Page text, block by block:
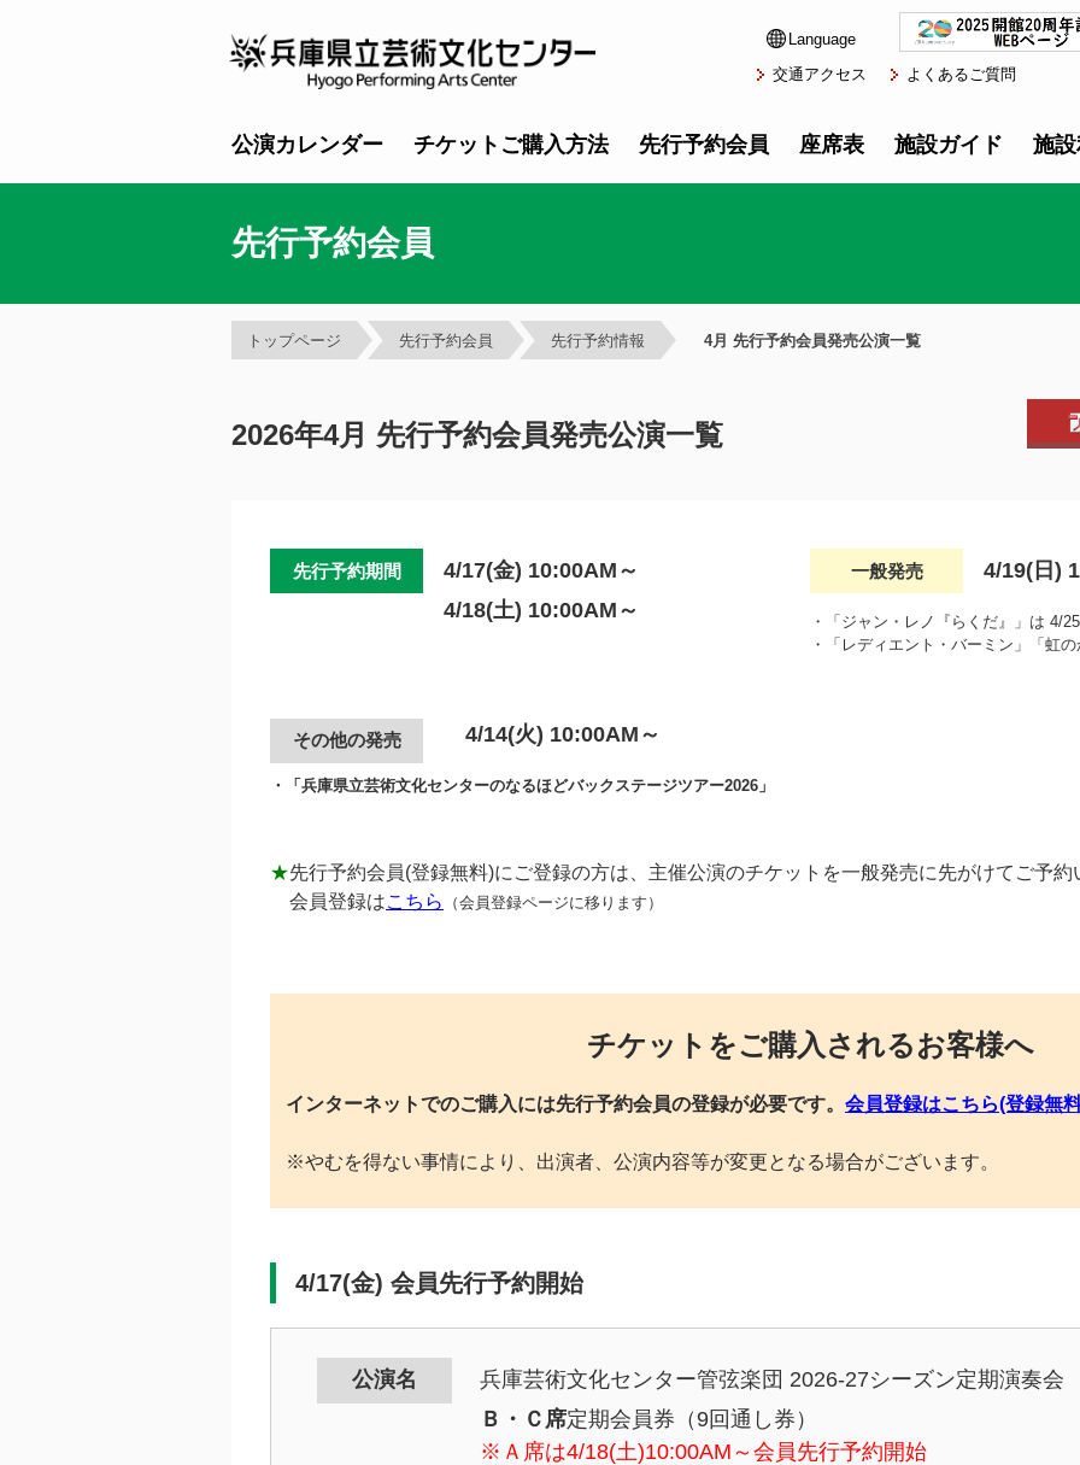
Language
交通アクセス
よくあるご質問
公演カレンダー チケットご購入方法 先行予約会員 座席表 施設ガイド 施
先行予約会員
トップページ 先行予約会員 先行予約情報 4月 先行予約会員発売公演一覧
2026年4月 先行予約会員発売公演一覧
先行予約期間
4/17(金) 10:00AM～
4/18(土) 10:00AM～
一般発売 4/19(日)
・「ジャン・レノ『らくだ』」は 4/
・「レディエント・バーミン」「虹
その他の発売 4/14(火) 10:00AM～
・「兵庫県立芸術文化センターのなるほどバックステージツアー2026」
★先行予約会員(登録無料)にご登録の方は、主催公演のチケットを一般発売に先がけてご予約
会員登録はこちら （会員登録ページに移ります）
チケットをご購入されるお客様へ
インターネットでのご購入には先行予約会員の登録が必要です。 会員登録はこちら(登録無
※やむを得ない事情により、出演者、公演内容等が変更となる場合がございます。
4/17(金) 会員先行予約開始
公演名
兵庫芸術文化センター管弦楽団 2026-27シーズン定期演奏会
Ｂ・Ｃ席定期会員券（9回通し券）
※Ａ席は4/18(土)10:00AM～会員先行予約開始